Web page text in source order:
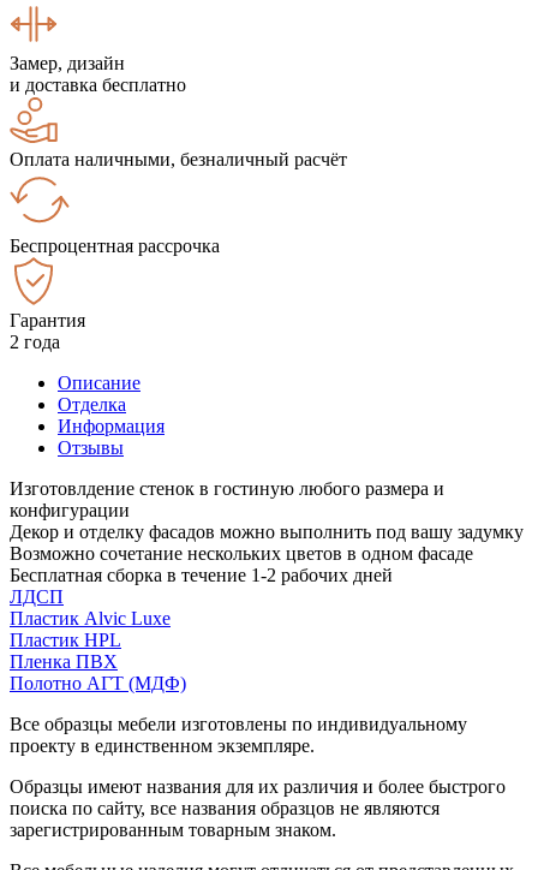
Замер, дизайн
и доставка бесплатно
Оплата наличными, безналичный расчёт
Беспроцентная рассрочка
Гарантия
2 года
Описание
Отделка
Информация
Отзывы
Изготовлдение стенок в гостиную любого размера и
конфигурации
Декор и отделку фасадов можно выполнить под вашу задумку
Возможно сочетание нескольких цветов в одном фасаде
Бесплатная сборка в течение 1-2 рабочих дней
ЛДСП
Пластик Alvic Luxe
Пластик HPL
Пленка ПВХ
Полотно АГТ (МДФ)
Все образцы мебели изготовлены по индивидуальному
проекту в единственном экземпляре.
Образцы имеют названия для их различия и более быстрого
поиска по сайту, все названия образцов не являются
зарегистрированным товарным знаком.